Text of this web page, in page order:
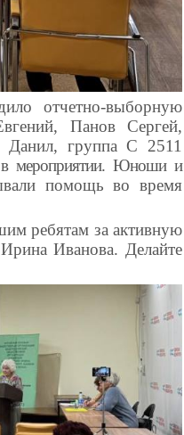
отчетно-выборную
Панов Сергей,
Данил, группа С 2511
в мероприятии. Юноши и
помощь во время
ребятам за активную
Иванова. Делайте